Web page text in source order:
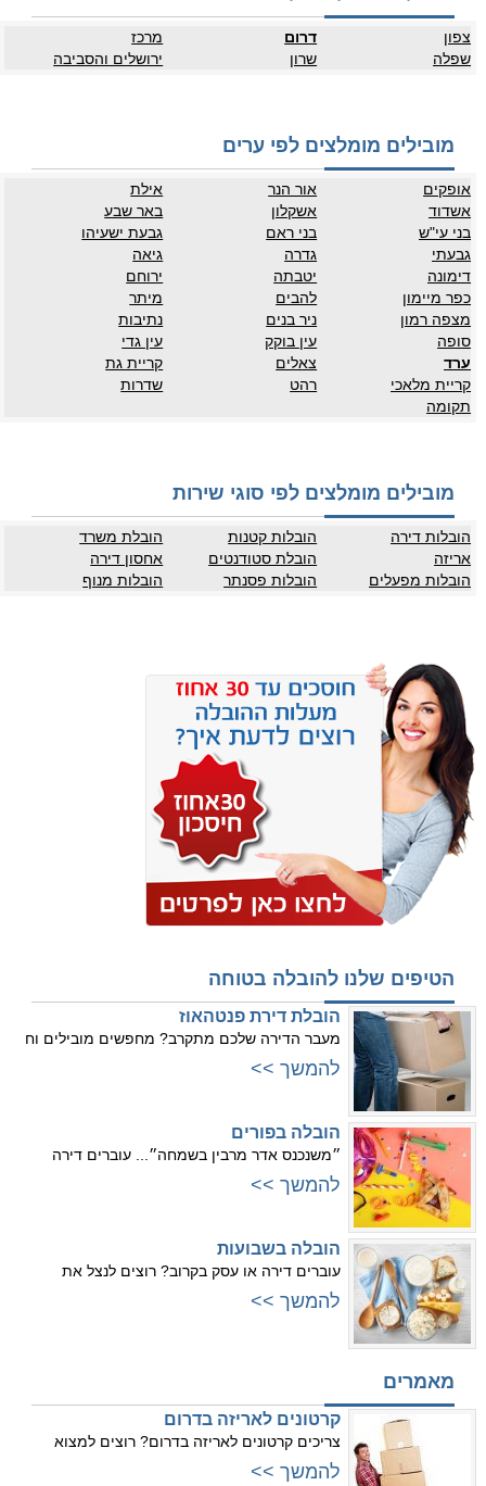
צפון דרום
מרכז
שפלה
שרון ירושלים והסביבה
מובילים מומלצים לפי ערים
אופקים אור הנר
אילת
אשדוד
אשקלון
באר שבע
בני עי"ש
בני ראם
גבעת ישעיהו
גבעתי
גדרה
גיאה
דימונה
יטבתה
ירוחם
כפר מיימון
להבים
מיתר
מצפה רמון
ניר בנים
נתיבות
סופה
עין בוקק
עין גדי
ערד
צאלים
קריית גת
קריית מלאכי
רהט
שדרות
תקומה
מובילים מומלצים לפי סוגי שירות
הובלות דירה הובלות קטנות
הובלת משרד
אריזה
הובלת סטודנטים
אחסון דירה
הובלות מפעלים
הובלות פסנתר הובלות מנוף
הטיפים שלנו להובלה בטוחה
הובלת דירת פנטהאוז
מעבר הדירה שלכם מתקרב? מחפשים מובילים וח
להמשך >>
הובלה בפורים
״משנכנס אדר מרבין בשמחה״... עוברים דירה
להמשך >>
הובלה בשבועות
עוברים דירה או עסק בקרוב? רוצים לנצל את
להמשך >>
מאמרים
קרטונים לאריזה בדרום
צריכים קרטונים לאריזה בדרום? רוצים למצוא
להמשך >>